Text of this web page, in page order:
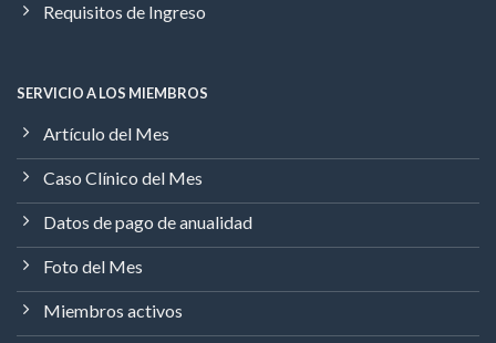
Requisitos de Ingreso
SERVICIO A LOS MIEMBROS
Artículo del Mes
Caso Clínico del Mes
Datos de pago de anualidad
Foto del Mes
Miembros activos